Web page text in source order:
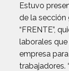
Estuvo
de la sección
“FRENTE”,
laborales
empresa
trabajadores.